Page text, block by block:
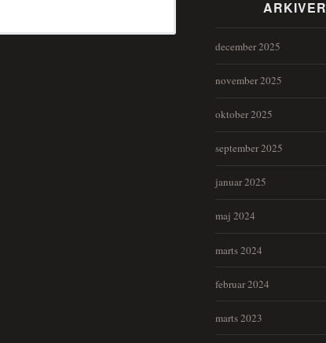
ARKIVER
december 2025
november 2025
oktober 2025
september 2025
januar 2025
maj 2024
marts 2024
februar 2024
marts 2023